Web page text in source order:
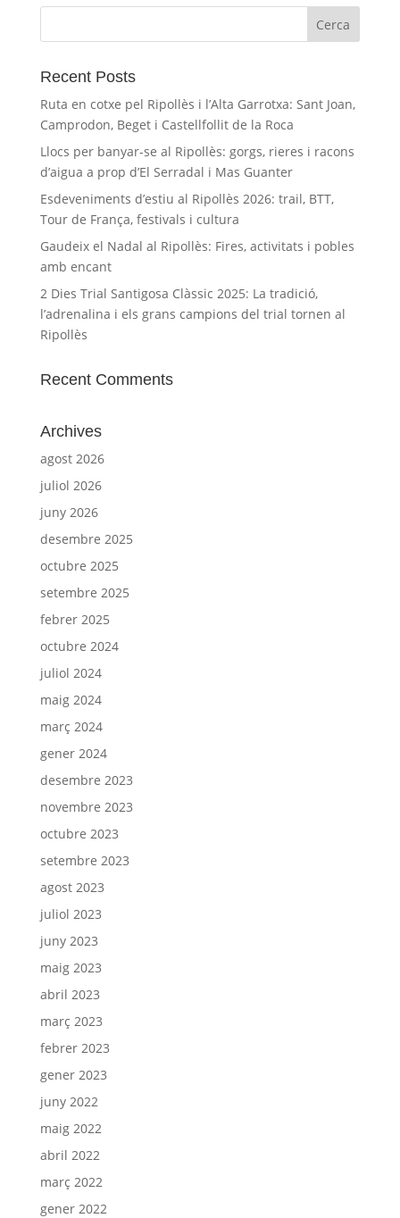
Recent Posts
Ruta en cotxe pel Ripollès i l’Alta Garrotxa: Sant Joan,
Camprodon, Beget i Castellfollit de la Roca
Llocs per banyar-se al Ripollès: gorgs, rieres i racons
d’aigua a prop d’El Serradal i Mas Guanter
Esdeveniments d’estiu al Ripollès 2026: trail, BTT,
Tour de França, festivals i cultura
Gaudeix el Nadal al Ripollès: Fires, activitats i pobles
amb encant
2 Dies Trial Santigosa Clàssic 2025: La tradició,
l’adrenalina i els grans campions del trial tornen al
Ripollès
Recent Comments
Archives
agost 2026
juliol 2026
juny 2026
desembre 2025
octubre 2025
setembre 2025
febrer 2025
octubre 2024
juliol 2024
maig 2024
març 2024
gener 2024
desembre 2023
novembre 2023
octubre 2023
setembre 2023
agost 2023
juliol 2023
juny 2023
maig 2023
abril 2023
març 2023
febrer 2023
gener 2023
juny 2022
maig 2022
abril 2022
març 2022
gener 2022